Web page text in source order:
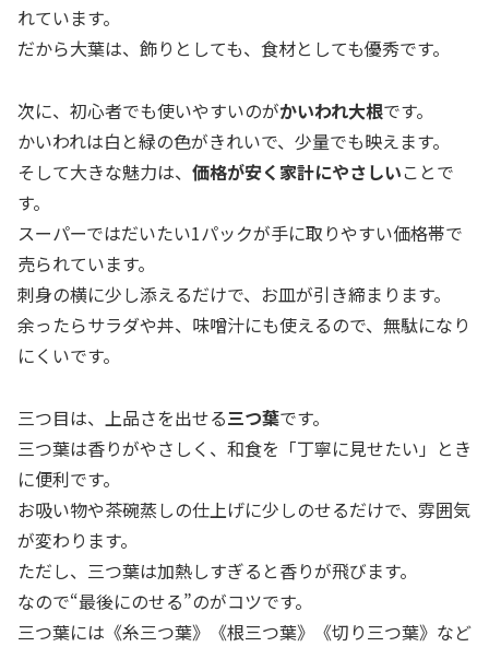
れています。
だから大葉は、飾りとしても、食材としても優秀です。
次に、初心者でも使いやすいのがかいわれ大根です。
かいわれは白と緑の色がきれいで、少量でも映えます。
そして大きな魅力は、 価格が安く家計にやさしいことで
す。
スーパーではだいたい1パックが手に取りやすい価格帯で
売られています。
刺身の横に少し添えるだけで、お皿が引き締まります。
余ったらサラダや丼、味噌汁にも使えるので、無駄になり
にくいです。
三つ目は、上品さを出せる三つ葉です。
三つ葉は香りがやさしく、和食を「丁寧に見せたい」とき
に便利です。
お吸い物や茶碗蒸しの仕上げに少しのせるだけで、雰囲気
が変わります。
ただし、三つ葉は加熱しすぎると香りが飛びます。
なので“最後にのせる”のがコツです。
三つ葉には《糸三つ葉》《根三つ葉》《切り三つ葉》など